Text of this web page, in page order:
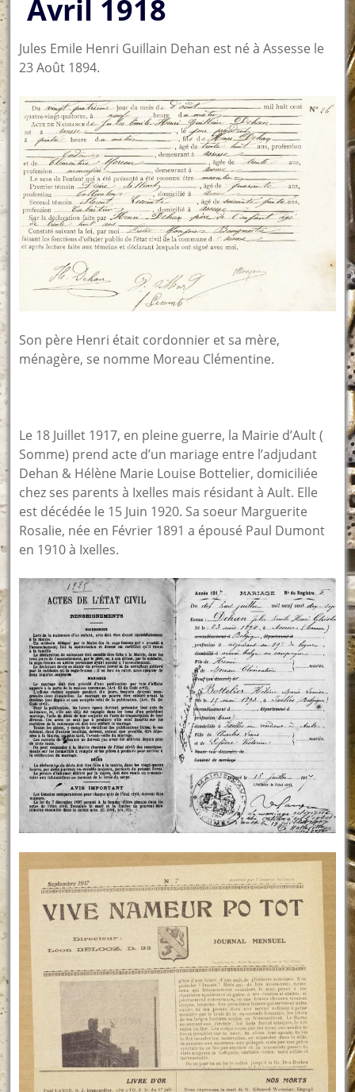
Avril 1918
Jules Emile Henri Guillain Dehan est né à Assesse le
23 Août 1894.
Son père Henri était cordonnier et sa mère,
ménagère, se nomme Moreau Clémentine.
Le 18 Juillet 1917, en pleine guerre, la Mairie d’Ault (
Somme) prend acte d’un mariage entre l’adjudant
Dehan & Hélène Marie Louise Bottelier, domiciliée
chez ses parents à Ixelles mais résidant à Ault. Elle
est décédée le 15 Juin 1920. Sa soeur Marguerite
Rosalie, née en Février 1891 a épousé Paul Dumont
en 1910 à Ixelles.